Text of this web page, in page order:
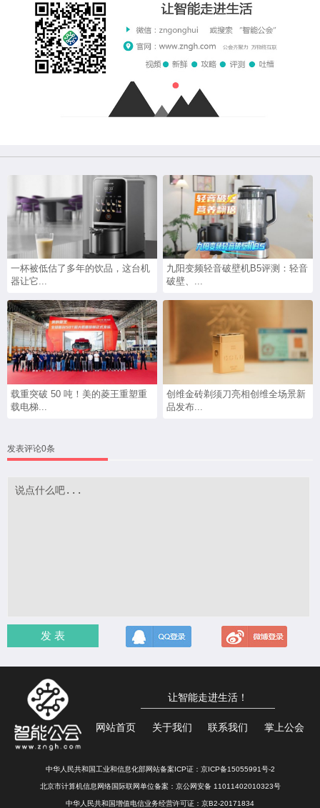
一杯被低估了多年的饮品，这台机
器让它...
九阳变频轻音破壁机B5评测：轻音
破壁、...
载重突破 50 吨！美的菱王重塑重
载电梯...
创维金砖剃须刀亮相创维全场景新
品发布...
发表评论0条
发 表
让智能走进生活！
网站首页 关于我们 联系我们 掌上公会
中华人民共和国工业和信息化部网站备案ICP证： 京ICP备15055991号-2
北京市计算机信息网络国际联网单位备案： 京公网安备 11011402010323号
中华人民共和国增值电信业务经营许可证：京B2-20171834